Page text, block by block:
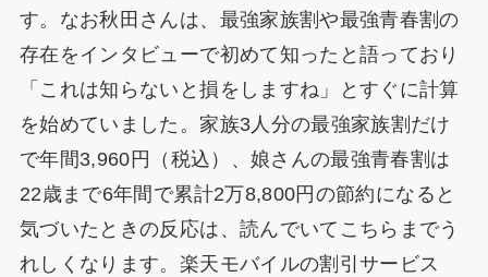
す。なお秋田さんは、最強家族割や最強青春割の
存在をインタビューで初めて知ったと語っており
「これは知らないと損をしますね」とすぐに計算
を始めていました。家族3人分の最強家族割だけ
で年間3,960円（税込）、娘さんの最強青春割は
22歳まで6年間で累計2万8,800円の節約になると
気づいたときの反応は、読んでいてこちらまでう
れしくなります。楽天モバイルの割引サービス